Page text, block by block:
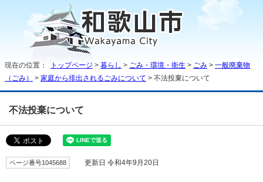
現在の位置： トップページ > 暮らし > ごみ・環境・衛生 > ごみ > 一般廃棄物
（ごみ）
> 家庭から排出されるごみについて > 不法投棄について
不法投棄について
ページ番号1045688 更新日 令和4年9月20日